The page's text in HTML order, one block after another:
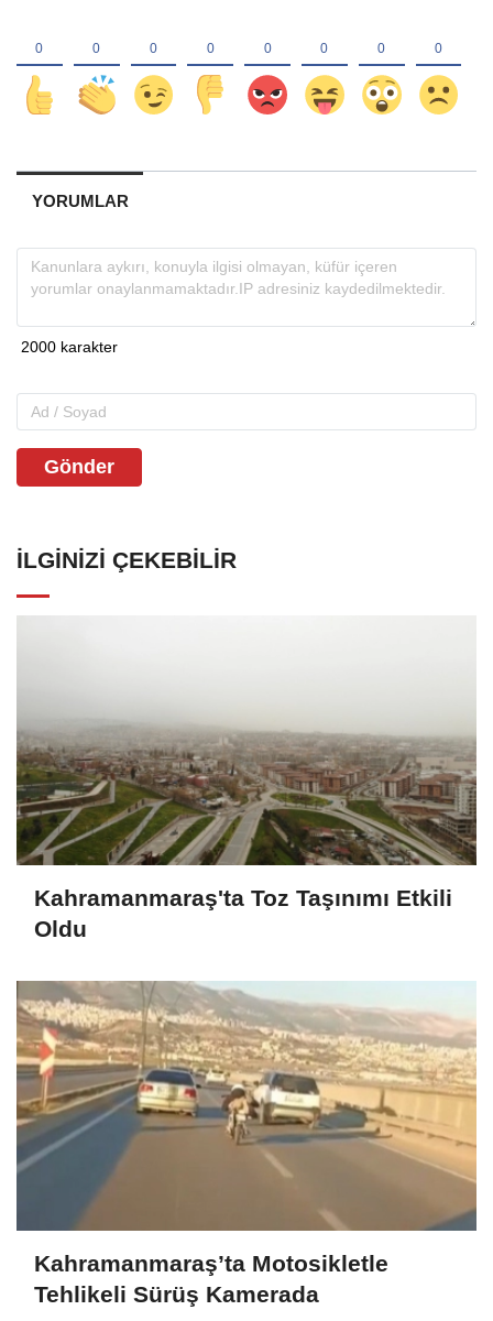
YORUMLAR
Gönder
İLGINIZI ÇEKEBILIR
Kahramanmaraş'ta Toz Taşınımı Etkili
Oldu
Kahramanmaraş’ta Motosikletle
Tehlikeli Sürüş Kamerada